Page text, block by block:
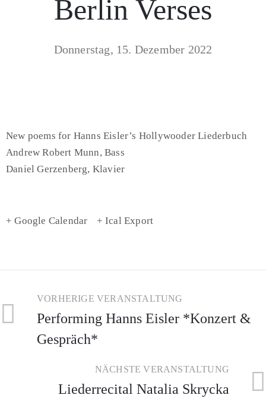
Berlin Verses
Donnerstag, 15. Dezember 2022
New poems for Hanns Eisler’s Hollywooder Liederbuch
Andrew Robert Munn, Bass
Daniel Gerzenberg, Klavier
+ Google Calendar + Ical Export
VORHERIGE VERANSTALTUNG
Performing Hanns Eisler *Konzert &
Gespräch*
NÄCHSTE VERANSTALTUNG
Liederrecital Natalia Skrycka